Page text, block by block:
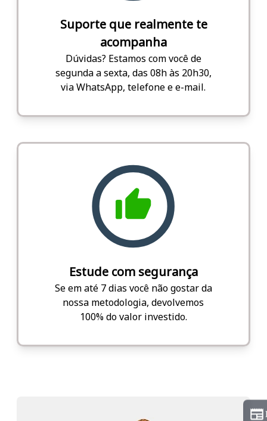
Suporte que realmente te
acompanha
Dúvidas? Estamos com você de
segunda a sexta, das 08h às 20h30,
via WhatsApp, telefone e e-mail.
Estude com segurança
Se em até 7 dias você não gostar da
nossa metodologia, devolvemos
100% do valor investido.